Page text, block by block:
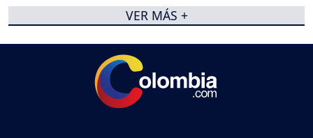
VER MÁS +